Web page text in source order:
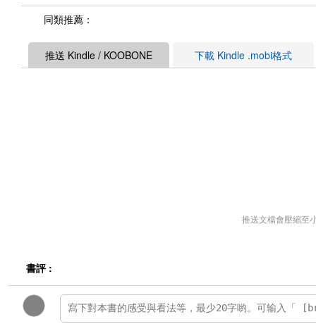
同類推薦：
推送 Kindle / KOOBONE 下載 Kindle .mobi格式
推送文檔會壓縮至
書評 :